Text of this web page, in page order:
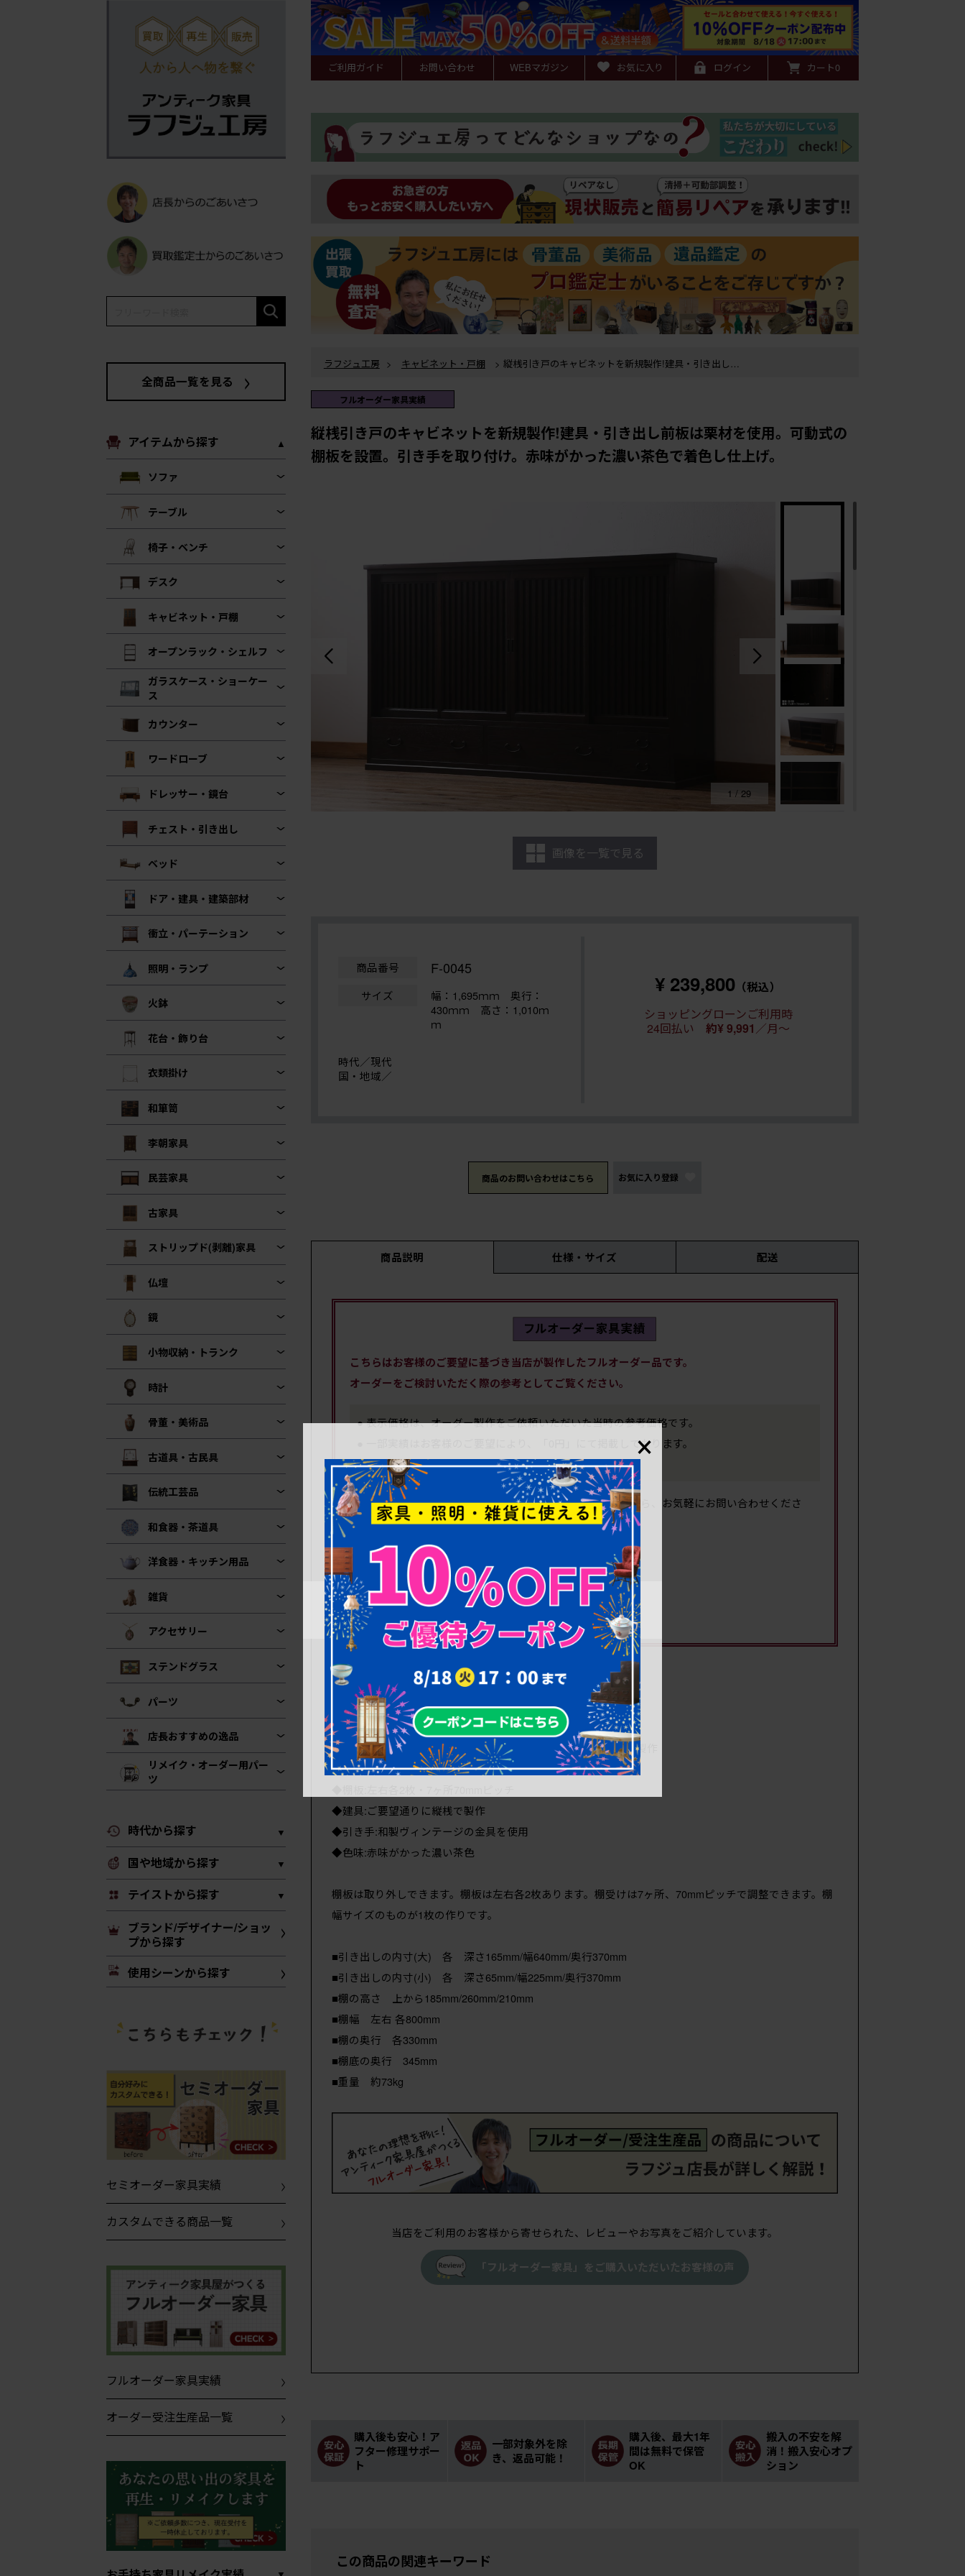
全商品一覧を見る
アイテムから探す
ソファ
テーブル
椅子・ベンチ
デスク
キャビネット・戸棚
オープンラック・シェルフ
ガラスケース・ショーケー
ス
カウンター
ワードローブ
ドレッサー・鏡台
チェスト・引き出し
ベッド
ドア・建具・建築部材
衝立・パーテーション
照明・ランプ
火鉢
花台・飾り台
衣類掛け
和箪笥
李朝家具
民芸家具
古家具
ストリップド(剥離)家具
仏壇
鏡
小物収納・トランク
時計
骨董・美術品
古道具・古民具
伝統工芸品
和食器・茶道具
洋食器・キッチン用品
雑貨
アクセサリー
ステンドグラス
パーツ
店長おすすめの逸品
リメイク・オーダー用パー
ツ
時代から探す
国や地域から探す
テイストから探す
ブランド/デザイナー/ショッ
プから探す
使用シーンから探す
セミオーダー家具実績
カスタムできる商品一覧
フルオーダー家具実績
オーダー受注生産品一覧
ご利用ガイド お問い合わせ WEBマガジン お気に入り ログイン カート0
ラフジュ工房 > キャビネット・戸棚
前板は栗材を使用。可動式の棚板を設置。引き手を取り付け。赤味がかった濃い茶色で着色し仕上げ。
フルオーダー家具実績
縦桟引き戸のキャビネットを新規製作!建具・引き出し前板は栗材を使用。可動式の
棚板を設置。引き手を取り付け。赤味がかった濃い茶色で着色し仕上げ。
1 /29
画像を一覧で見る
商品番号 F-0045
サイズ 幅：1,695ｍｍ 奥行：
430ｍｍ 高さ：1,010ｍ
ｍ
時代／現代
国・地域／
¥ 239,800 （税込）
ショッピングローンご利用時
24回払い 約¥ 9,991 ／月～
商品のお問い合わせはこちら お気に入り登録
商品説明 仕様・サイズ 配送
こちらはお客様のご要望に基づき当店が製作したフルオーダー品です。
オーダーをご検討いただく際の参考としてご覧ください。
● 表示価格は、オーダー製作をご依頼いただいた当時の参考価格です。
● 一部実績はお客様のご要望により、「0円」にて掲載しております。
● 実績のご紹介ですので現品はございません。
当店のオーダー家具・建具についてご不明な点がありましたら、お気軽にお問い合わせくださ
い。
専任のカスタマーサポートスタッフがご対応いたします。
また、下記のようなご相談も承っております!
・この実績と似た商品を探している。
・この実績と似た商品を一から作ってほしい 。…etc
【ご注文製作品】縦桟引き戸のキャビネット
【ご要望内容】
◆デザイン:引き戸には縦桟を。大小サイズの引き出しを付けて製作
◆サイズ:高さ1010mm/幅1695mm/奥行430mm
◆建具:ご要望通りに縦桟で製作
◆引き手:和製ヴィンテージの金具を使用
◆色味:赤味がかった濃い茶色
棚板は取り外しできます。棚板は左右各2枚あります。棚受けは7ヶ所、70mmピッチで調整できます。棚
幅サイズのものが1枚の作りです。
■引き出しの内寸(大) 各 深さ165mm/幅640mm/奥行370mm
■引き出しの内寸(小) 各 深さ65mm/幅225mm/奥行370mm
■棚の高さ 上から185mm/260mm/210mm
■棚幅 左右 各800mm
■棚の奥行 各330mm
■棚底の奥行 345mm
■重量 約73kg
当店をご利用のお客様から寄せられた、レビューやお写真をご紹介しています。
「フルオーダー家具」をご購入いただいたお客様の声
購入後も安心！ア
フター修理サポー
ト
一部対象外を除
き、返品可能！
購入後、最大1年
間は無料で保管
OK
搬入の不安を解
消！搬入安心オプ
ション
この商品の関連キーワード
×